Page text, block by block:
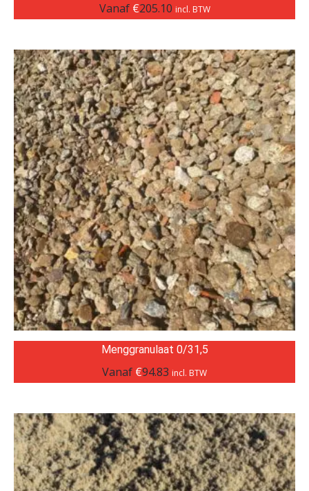
Vanaf €205.10 incl. BTW
Menggranulaat 0/31,5
Vanaf €94.83 incl. BTW